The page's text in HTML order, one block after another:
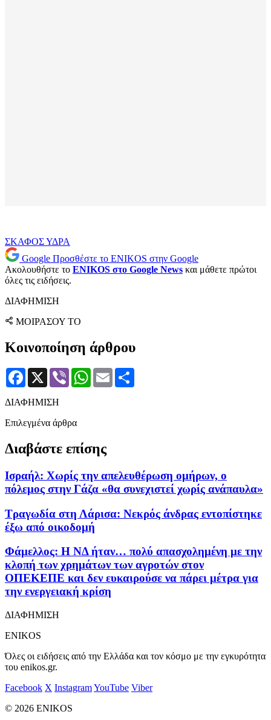
ΣΚΑΦΟΣΥΔΡΑ
Google Προσθέστε το ENIKOS στην Google
Ακολουθήστε το ENIKOS στο Google News και μάθετε πρώτοι
όλες τις ειδήσεις.
ΔΙΑΦΗΜΙΣΗ
ΜΟΙΡΑΣΟΥ ΤΟ
Κοινοποίηση άρθρου
Facebook
X Viber WhatsApp
Email
ΔΙΑΦΗΜΙΣΗ
Επιλεγμένα άρθρα
Διαβάστε επίσης
Ισραήλ: Χωρίς την απελευθέρωση ομήρων, ο
πόλεμος στην Γάζα «θα συνεχιστεί χωρίς ανάπαυλα»
Τραγωδία στη Λάρισα: Νεκρός άνδρας εντοπίστηκε
έξω από οικοδομή
Φάμελλος: Η ΝΔ ήταν… πολύ απασχολημένη με την
κλοπή των χρημάτων των αγροτών στον
ΟΠΕΚΕΠΕ και δεν ευκαιρούσε να πάρει μέτρα για
την ενεργειακή κρίση
ΔΙΑΦΗΜΙΣΗ
ENIKOS
Όλες οι ειδήσεις από την Ελλάδα και τον κόσμο με την εγκυρότητα
του enikos.gr.
Facebook X InstagramYouTube Viber
© 2026 ENIKOS